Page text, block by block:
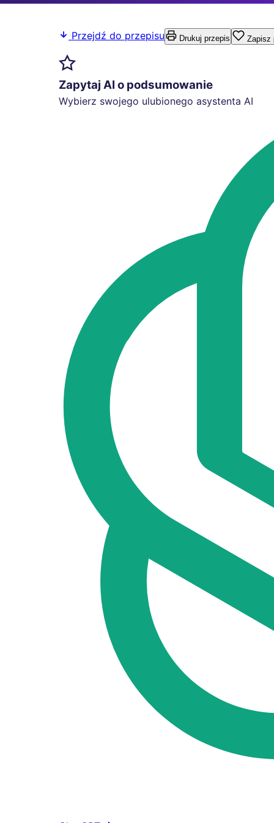
Przejdź do przepisu Drukuj przepis Zapisz
Zapytaj AI o podsumowanie
Wybierz swojego ulubionego asystenta AI